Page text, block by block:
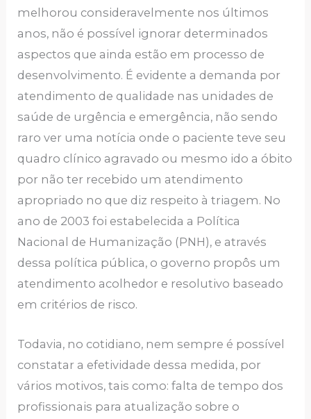
melhorou consideravelmente nos últimos
anos, não é possível ignorar determinados
aspectos que ainda estão em processo de
desenvolvimento. É evidente a demanda por
atendimento de qualidade nas unidades de
saúde de urgência e emergência, não sendo
raro ver uma notícia onde o paciente teve seu
quadro clínico agravado ou mesmo ido a óbito
por não ter recebido um atendimento
apropriado no que diz respeito à triagem. No
ano de 2003 foi estabelecida a Política
Nacional de Humanização (PNH), e através
dessa política pública, o governo propôs um
atendimento acolhedor e resolutivo baseado
em critérios de risco.
Todavia, no cotidiano, nem sempre é possível
constatar a efetividade dessa medida, por
vários motivos, tais como: falta de tempo dos
profissionais para atualização sobre o